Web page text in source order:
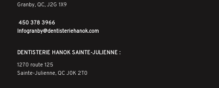
Granby, QC, J2G 1X9
450 378 3966
Infogranby@dentisteriehanok.com
DENTISTERIE HANOK SAINTE-JULIENNE :
1270 route 125
Sainte-Julienne, QC J0K 2T0